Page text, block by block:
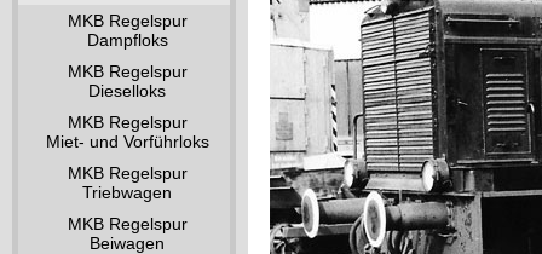
MKB Regelspur
Dampfloks
MKB Regelspur
Dieselloks
MKB Regelspur
Miet- und Vorführloks
MKB Regelspur
Triebwagen
MKB Regelspur
Beiwagen